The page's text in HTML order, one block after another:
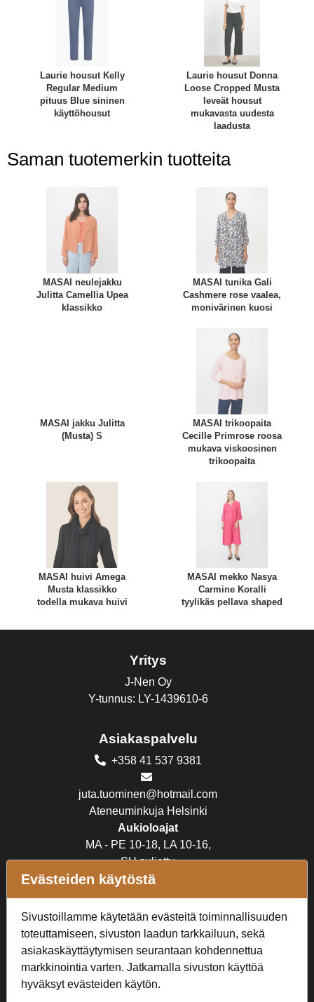
Laurie housut Kelly
Regular Medium
pituus Blue sininen
käyttöhousut
Laurie housut Donna
Loose Cropped Musta
leveät housut
mukavasta uudesta
laadusta
Saman tuotemerkin tuotteita
MASAI neulejakku
Julitta Camellia Upea
klassikko
MASAI tunika Gali
Cashmere rose vaalea,
monivärinen kuosi
MASAI jakku Julitta
(Musta) S
MASAI trikoopaita
Cecille Primrose roosa
mukava viskoosinen
trikoopaita
MASAI huivi Amega
Musta klassikko
todella mukava huivi
MASAI mekko Nasya
Carmine Koralli
tyylikäs pellava shaped
Yritys
J-Nen Oy
Y-tunnus: LY-1439610-6
Asiakaspalvelu
+358 41 537 9381
juta.tuominen@hotmail.com
Ateneuminkuja Helsinki
Aukioloajat
MA - PE 10-18, LA 10-16,
SU suljettu
Verkkokauppa
Tilaus- ja toimitusehdot
Rekisteriseloste
Seuraa Meitä
Evästeiden käytöstä
Sivustoillamme käytetään evästeitä toiminnallisuuden
toteuttamiseen, sivuston laadun tarkkailuun, sekä
asiakaskäyttäytymisen seurantaan kohdennettua
markkinointia varten. Jatkamalla sivuston käyttöä
hyväksyt evästeiden käytön.